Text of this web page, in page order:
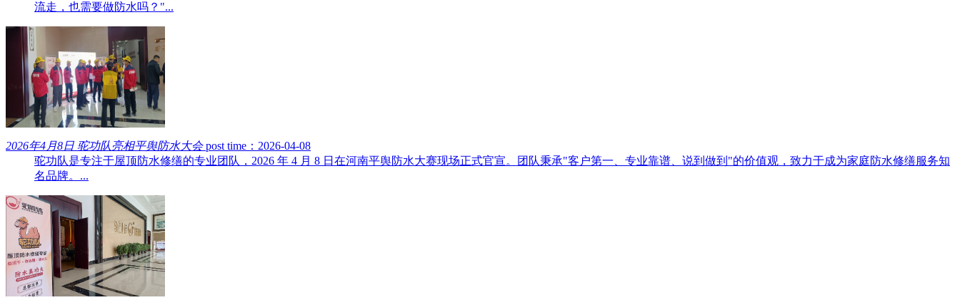
流走，也需要做防水吗？"...
2026年4月8日 驼功队亮相平舆防水大会 post time：2026-04-08
驼功队是专注于屋顶防水修缮的专业团队，2026 年 4 月 8 日在河南平舆防水大赛现场正式官宣。团队秉承"客户第一、专业靠谱、说到做到"的价值观，致力于成为家庭防水修缮服务知
名品牌。...